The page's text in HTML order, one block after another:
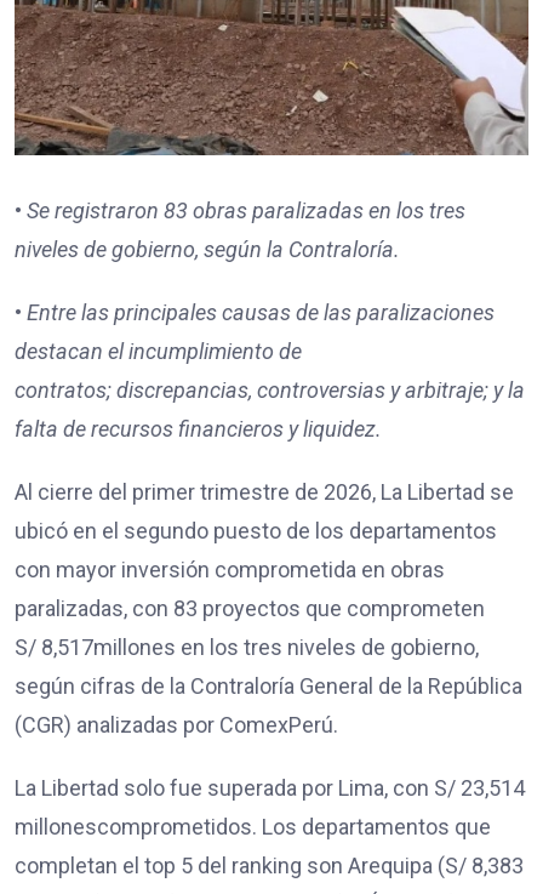
• Se registraron 83 obras paralizadas en los tres
niveles de gobierno, según la Contraloría.
• Entre las principales causas de las paralizaciones
destacan el incumplimiento de
contratos;discrepancias, controversias y arbitraje; yla
falta de recursos financieros y liquidez.
Al cierre del primer trimestre de 2026, La Libertad se
ubicó en el segundo puesto de los departamentos
con mayor inversión comprometida en obras
paralizadas, con 83 proyectos que comprometen
S/ 8,517millones en los tres niveles de gobierno,
según cifras de la Contraloría General de la República
(CGR) analizadas por ComexPerú.
La Libertad solo fue superada por Lima, con S/ 23,514
millonescomprometidos. Los departamentos que
completan el top 5 del ranking son Arequipa (S/ 8,383